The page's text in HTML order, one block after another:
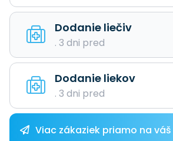
Dodanie liečiv
. 3 dni pred
Dodanie liekov
. 3 dni pred
Viac zákaziek priamo na